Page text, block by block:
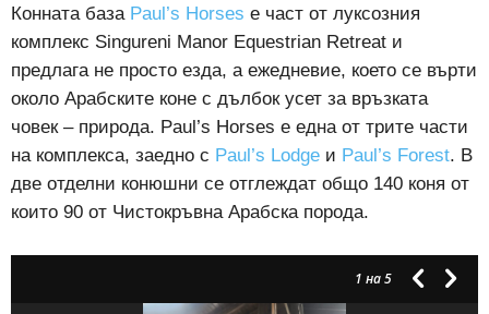
Конната база Paul’s Horses е част от луксозния
комплекс Singureni Manor Equestrian Retreat и
предлага не просто езда, а ежедневие, което се върти
около Арабските коне с дълбок усет за връзката
човек – природа. Paul’s Horses е една от трите части
на комплекса, заедно с Paul’s Lodge и Paul’s Forest. В
две отделни конюшни се отглеждат общо 140 коня от
които 90 от Чистокръвна Арабска порода.
1 на 5